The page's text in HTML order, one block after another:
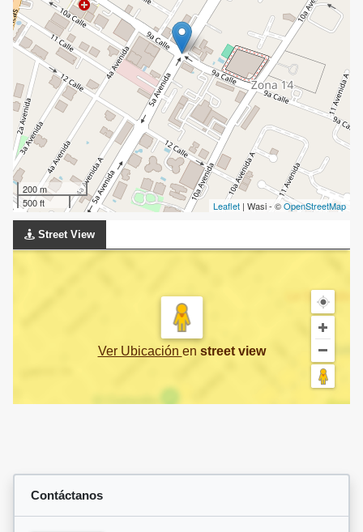
200 m
500 ft
Leaflet | Wasi - ©OpenStreetMap
Street View
Ver Ubicación en street view
Contáctanos